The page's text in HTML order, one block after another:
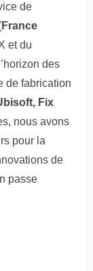
de
France
et du
des
de fabrication
Fix
nous avons
pour la
de
passe